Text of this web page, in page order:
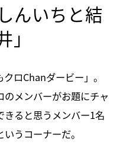
んいちと結
ロChanダービー」。
メンバーがお題にチャ
きると思うメンバー1名
うコーナーだ。